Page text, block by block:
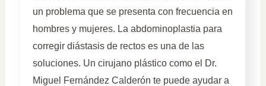
un problema que se presenta con frecuencia en
hombres y mujeres. La abdominoplastia para
corregir diástasis de rectos es una de las
soluciones. Un cirujano plástico como el Dr.
Miguel Fernández Calderón te puede ayudar a